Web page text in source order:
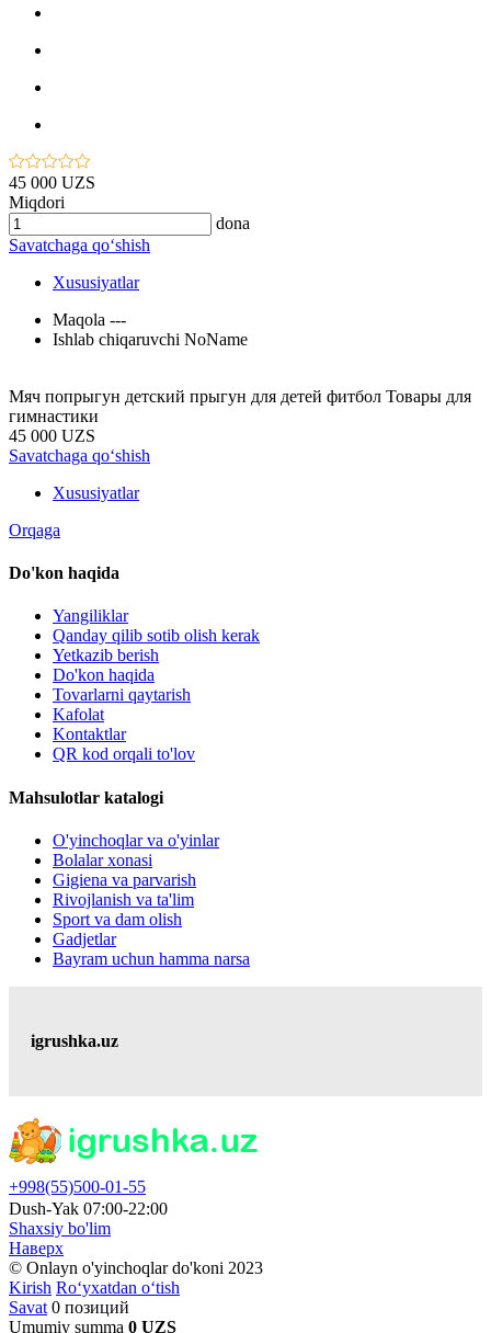
45 000 UZS
Miqdori
dona
Savatchaga qo‘shish
Xususiyatlar
Maqola ---
Ishlab chiqaruvchi NoName
Мяч попрыгун детский прыгун для детей фитбол Товары для
гимнастики
45 000 UZS
Savatchaga qo‘shish
Xususiyatlar
Orqaga
Do'kon haqida
Yangiliklar
Qanday qilib sotib olish kerak
Yetkazib berish
Do'kon haqida
Tovarlarni qaytarish
Kafolat
Kontaktlar
QR kod orqali to'lov
Mahsulotlar katalogi
O'yinchoqlar va o'yinlar
Bolalar xonasi
Gigiena va parvarish
Rivojlanish va ta'lim
Sport va dam olish
Gadjetlar
Bayram uchun hamma narsa
igrushka.uz
+998(55)500-01-55
Dush-Yak 07:00-22:00
Shaxsiy bo'lim
Наверх
© Onlayn o'yinchoqlar do'koni 2023
Kirish Ro‘yxatdan o‘tish
Savat0 позиций
Umumiy summa 0 UZS